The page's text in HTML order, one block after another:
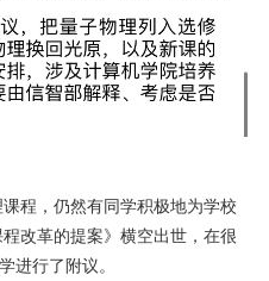
程，仍然有同学积极地为学校
改革的提案》横空出世，在很
进行了附议。